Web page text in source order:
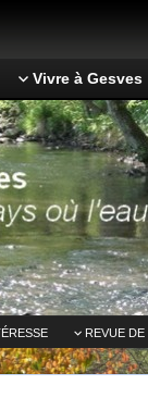
Vivre à Gesves
REVUE DE